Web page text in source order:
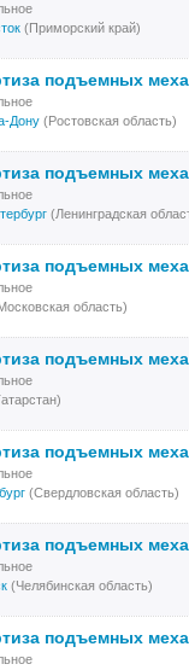
(Приморский край)
подъемных
Дону (Ростовская область)
подъемных
(Ленинградская
подъемных
область)
подъемных
подъемных
(Свердловская область)
подъемных
(Челябинская область)
подъемных